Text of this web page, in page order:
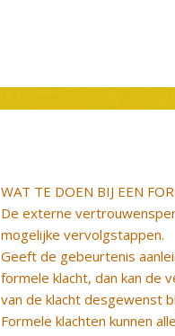
WAT TE DOEN BIJ EEN
De externe
mogelijke vervolgstappen.
Geeft de gebeurtenis
formele klacht, dan kan de
van de klacht desgewenst
Formele klachten kunnen